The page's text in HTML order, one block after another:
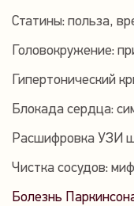
Статины: польза,
Головокружение:
Гипертонический
Блокада сердца:
Расшифровка УЗИ
Чистка сосудов:
Болезнь